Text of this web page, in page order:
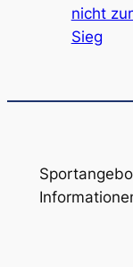
nicht
Sieg